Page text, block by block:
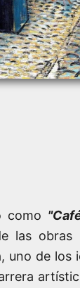
como
las
uno de los